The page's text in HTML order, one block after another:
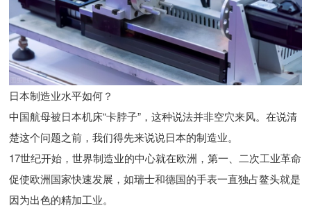
日本制造业水平如何？
中国航母被日本机床“卡脖子”，这种说法并非空穴来风。在说清
楚这个问题之前，我们得先来说说日本的制造业。
17世纪开始，世界制造业的中心就在欧洲，第一、二次工业革命
促使欧洲国家快速发展，如瑞士和德国的手表一直独占鳌头就是
因为出色的精加工业。